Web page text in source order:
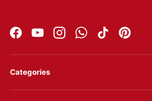
FacebookYouTubeInstagramWhatsAppTikTokPinterest
Categories